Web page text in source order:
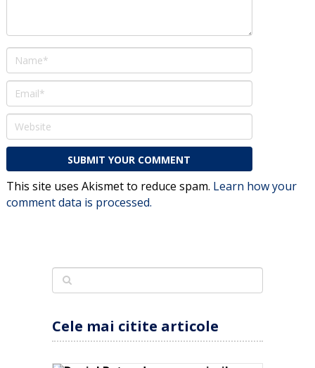
This site uses Akismet to reduce spam. Learn how your
comment data is processed.
Cele mai citite articole